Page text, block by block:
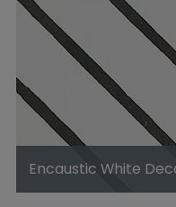
Encaustic White